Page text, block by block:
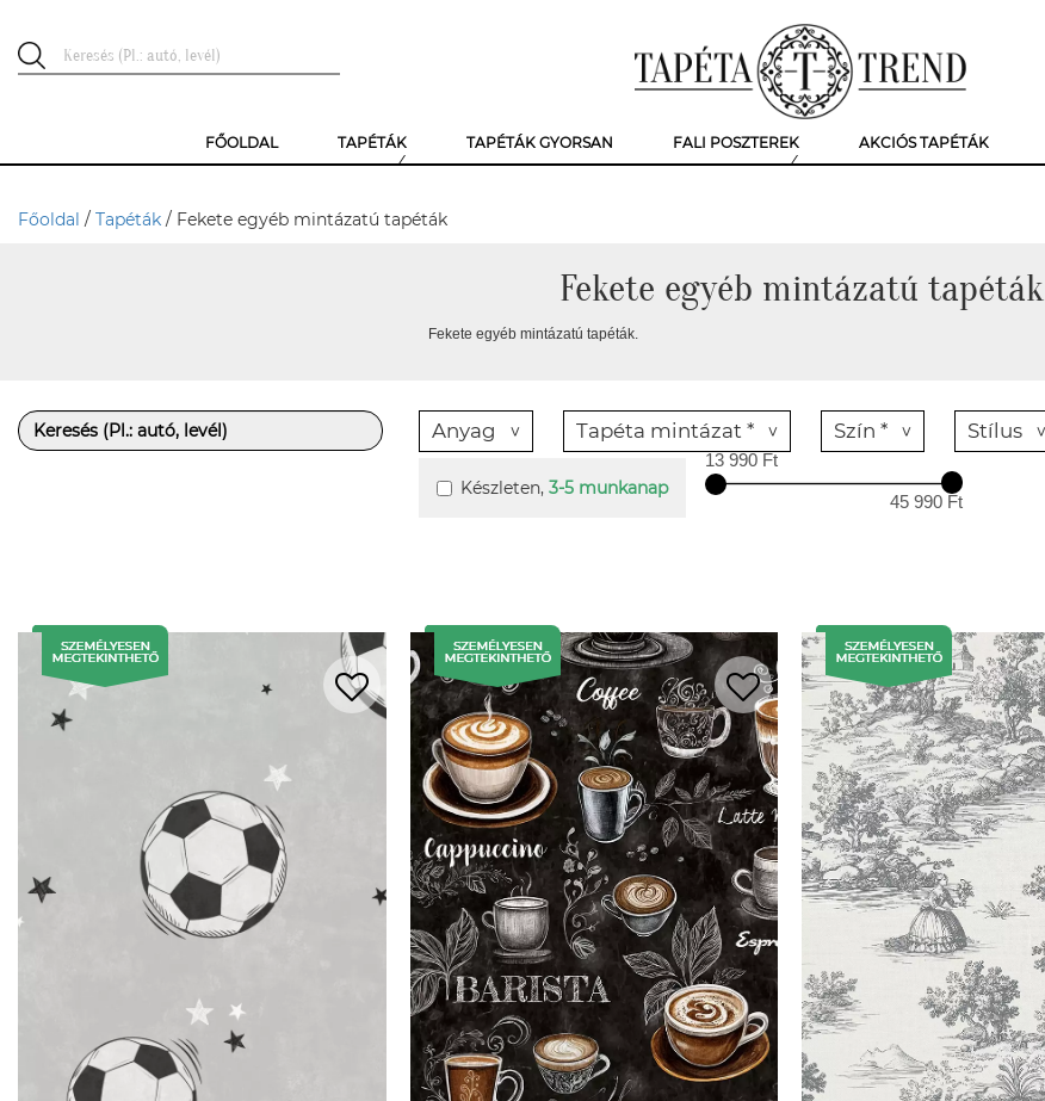
FŐOLDAL TAPÉTÁK TAPÉTÁK GYORSAN FALI POSZTEREK AKCIÓS TAPÉTÁK
Főoldal / Tapéták / Fekete egyéb mintázatú tapéták
Fekete egyéb mintázatú tapéták
Fekete egyéb mintázatú tapéták.
Anyag Tapéta mintázat * Szín * Stílus
Készleten, 3-5 munkanap
13 990 Ft
45 990 Ft